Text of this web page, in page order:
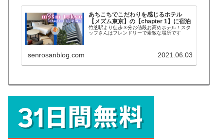
あちこちでこだわりを感じるホテル
【メズム東京】の【chapter 1】に宿泊
竹芝駅より徒歩３分お値段お高めホテル！スタ
ッフさんはフレンドリーで素敵な場所です
senrosanblog.com 2021.06.03